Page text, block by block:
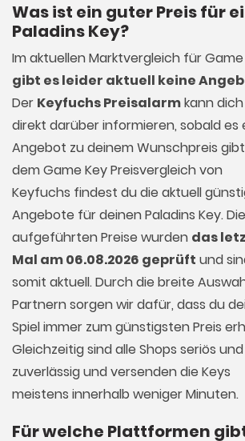
Was ist ein guter Preis für
Paladins Key?
Im aktuellen Marktvergleich fürGame
gibt es leider aktuell keine
Der Keyfuchs Preisalarmkann dich
direkt darüber informieren, sobald es
Angebot zu deinem Wunschpreis
dem Game Key Preisvergleich von
Keyfuchs findest du die aktuell
Angebote für deinen Paladins Key. Die
aufgeführten Preise wurden das
Mal am 06.08.2026 geprüft und
somit aktuell. Durch die breite
Partnern sorgen wir dafür, dass du
Spiel immer zum günstigsten Preis
Gleichzeitig sind alle Shops seriös und
zuverlässig und versenden die Keys
meistens innerhalb weniger Minuten.
Für welche Plattformen